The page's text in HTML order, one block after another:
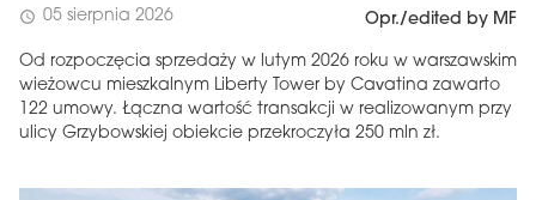
schedule 05 sierpnia 2026 Opr./edited by MF
Od rozpoczęcia sprzedaży w lutym 2026 roku w warszawskim
wieżowcu mieszkalnym Liberty Tower by Cavatina zawarto
122 umowy. Łączna wartość transakcji w realizowanym przy
ulicy Grzybowskiej obiekcie przekroczyła 250 mln zł.